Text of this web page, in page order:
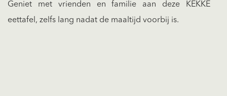
Geniet met vrienden en familie aan deze KEKKE
eettafel, zelfs lang nadat de maaltijd voorbij is.